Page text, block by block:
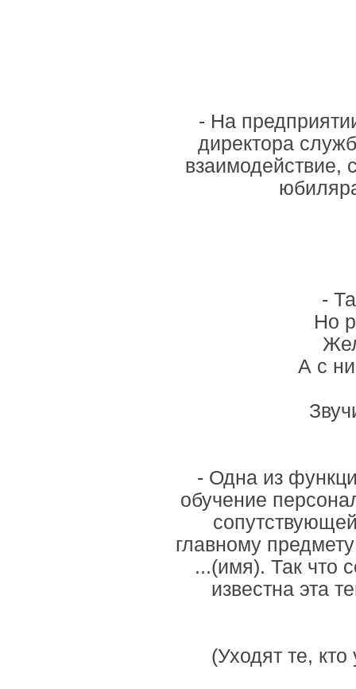
- На
директора
взаимодействие,
-
Но
А с
- Одна из
обучение
главному
...(имя). Так что
известна эта
(Уходят те,